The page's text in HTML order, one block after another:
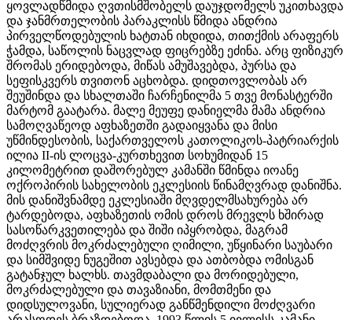
ყოვლადწმიდა ღვთისმშობელს დაუჯდომელს უკითხავდა
და ჯანმრთელობის პარაკლისს წმიდა ანდრია
პირველწოდებულის ხატთან იხდიდა, თითქმის არაფერს
ჭამდა, საწოლის ნაცვლად ფიცრებზე ეძინა. არც ფიზიკურ
შრომას ერიდებოდა, მიწას ამუშავებდა, პურსა და
სეფისკვერს თვითონ აცხობდა. დიდთოვლობას არ
შეუშინდა და სხალთაში ჩარჩენილმა 5 თვე მონასტერში
მარტომ გაატარა. მალე მეუფე დანიელმა მამა ანდრია
სამოღვაწეოდ აფხაზეთში გადაიყვანა და მისი
უწმინდესობის, საქართველოს კათოლიკოს-პატრიარქის
ილია II-ის ლოცვა-კურთხევით სოხუმიდან 15
კილომეტრით დაშორებულ კამანში წმინდა იოანე
ოქროპირის სახელობის ეკლესიის წინამღვრად დანიშნა.
მის დანიშვნამდე ეკლესიაში მღვდელმსახურება არ
ტარდებოდა, აფხაზეთის ომის დროს მრევლს ხშირად
სასოწარკვეთილება და შიში იპყრობდა, მაგრამ
მოძღვრის მოკრძალებული ღიმილი, უწყინარი საუბარი
და სიმშვიდე ნუგეშით ავსებდა და ათბობდა ომისგან
გატანჯულ ხალხს. თავმდაბალი და მორიდებული,
მოკრძალებული და თავაზიანი, მომთმენი და
დიდსულოვანი, სულიერად განწმენდილი მოძღვარი